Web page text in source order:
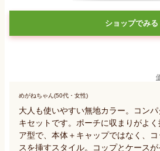
ショップでみる
めがねちゃん(50代・女性)
大人も使いやすい無地カラー。コン
キセットです。ポーチに収まりがよ
ア型で、本体＋キャップではなく、
スを挿すスタイル。コップとケース